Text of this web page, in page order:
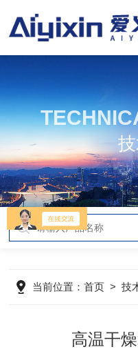
当前位置：首页 >技
高温干